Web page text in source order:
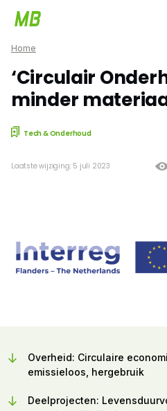
Home
‘Circulair
minder
Tech & Onderhoud
Laatste wijziging: 5 juli 2023
Overheid: Circulaire
emissieloos, hergebruik
Deelprojecten: